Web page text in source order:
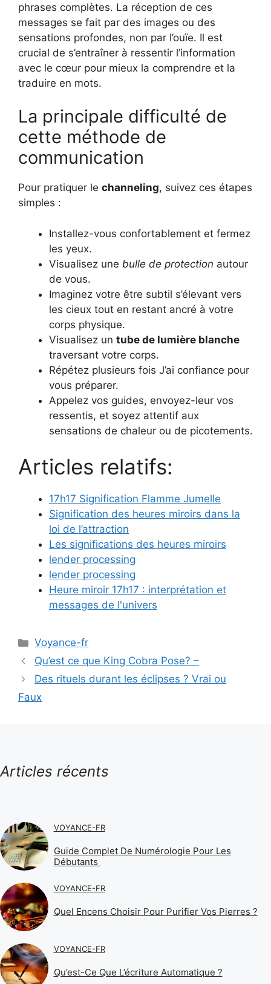
phrases complètes. La réception de ces
messages se fait par des images ou des
sensations profondes, non par l’ouïe. Il est
crucial de s’entraîner à ressentir l’information
avec le cœur pour mieux la comprendre et la
traduire en mots.
La principale difficulté de
cette méthode de
communication
Pour pratiquer le channeling, suivez ces étapes
simples :
Installez-vous confortablement et fermez
les yeux.
Visualisez une bulle de protection autour
de vous.
Imaginez votre être subtil s’élevant vers
les cieux tout en restant ancré à votre
corps physique.
Visualisez un tube de lumière blanche
traversant votre corps.
Répétez plusieurs fois J’ai confiance pour
vous préparer.
Appelez vos guides, envoyez-leur vos
ressentis, et soyez attentif aux
sensations de chaleur ou de picotements.
Articles relatifs:
17h17 Signification Flamme Jumelle
Signification des heures miroirs dans la
loi de l’attraction
Les significations des heures miroirs
lender processing
lender processing
Heure miroir 17h17 : interprétation et
messages de l'univers
Catégories
Voyance-fr
Qu’est ce que King Cobra Pose? –
Des rituels durant les éclipses ? Vrai ou
Faux
Articles récents
VOYANCE-FR
Guide Complet De Numérologie Pour Les
Débutants
VOYANCE-FR
Quel Encens Choisir Pour Purifier Vos Pierres ?
VOYANCE-FR
Qu’est-Ce Que L’écriture Automatique ?